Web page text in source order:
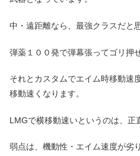
中・遠距離なら、最強クラスだと
弾薬１００発で弾幕張ってゴリ押
それとカスタムでエイム時移動速
移動速くなります。
LMGで横移動速いというのは、正
弱点は、機動性・エイム速度が劣